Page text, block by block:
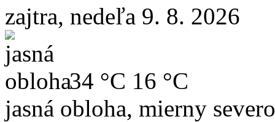
zajtra, nedeľa 9. 8. 2026
34 °C 16 °C
jasná obloha, mierny